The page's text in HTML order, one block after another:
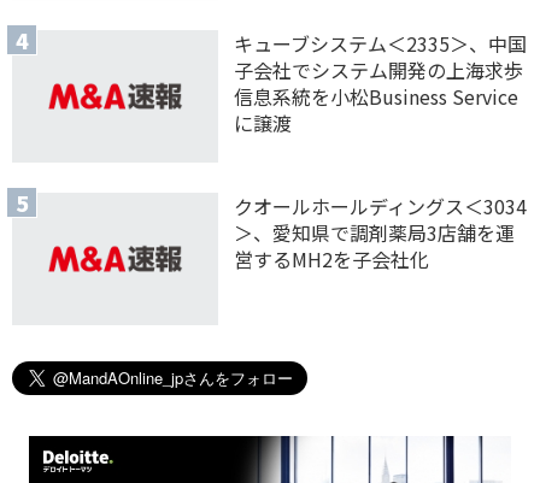
キューブシステム＜2335＞、中国
子会社でシステム開発の上海求歩
信息系統を小松Business Service
に譲渡
クオールホールディングス＜3034
＞、愛知県で調剤薬局3店舗を運
営するMH2を子会社化